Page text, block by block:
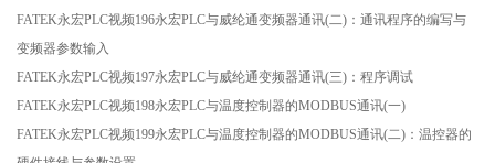
FATEK永宏PLC视频196永宏PLC与威纶通变频器通讯(二)：通讯程序的编写与
变频器参数输入
FATEK永宏PLC视频197永宏PLC与威纶通变频器通讯(三)：程序调试
FATEK永宏PLC视频198永宏PLC与温度控制器的MODBUS通讯(一)
FATEK永宏PLC视频199永宏PLC与温度控制器的MODBUS通讯(二)：温控器的